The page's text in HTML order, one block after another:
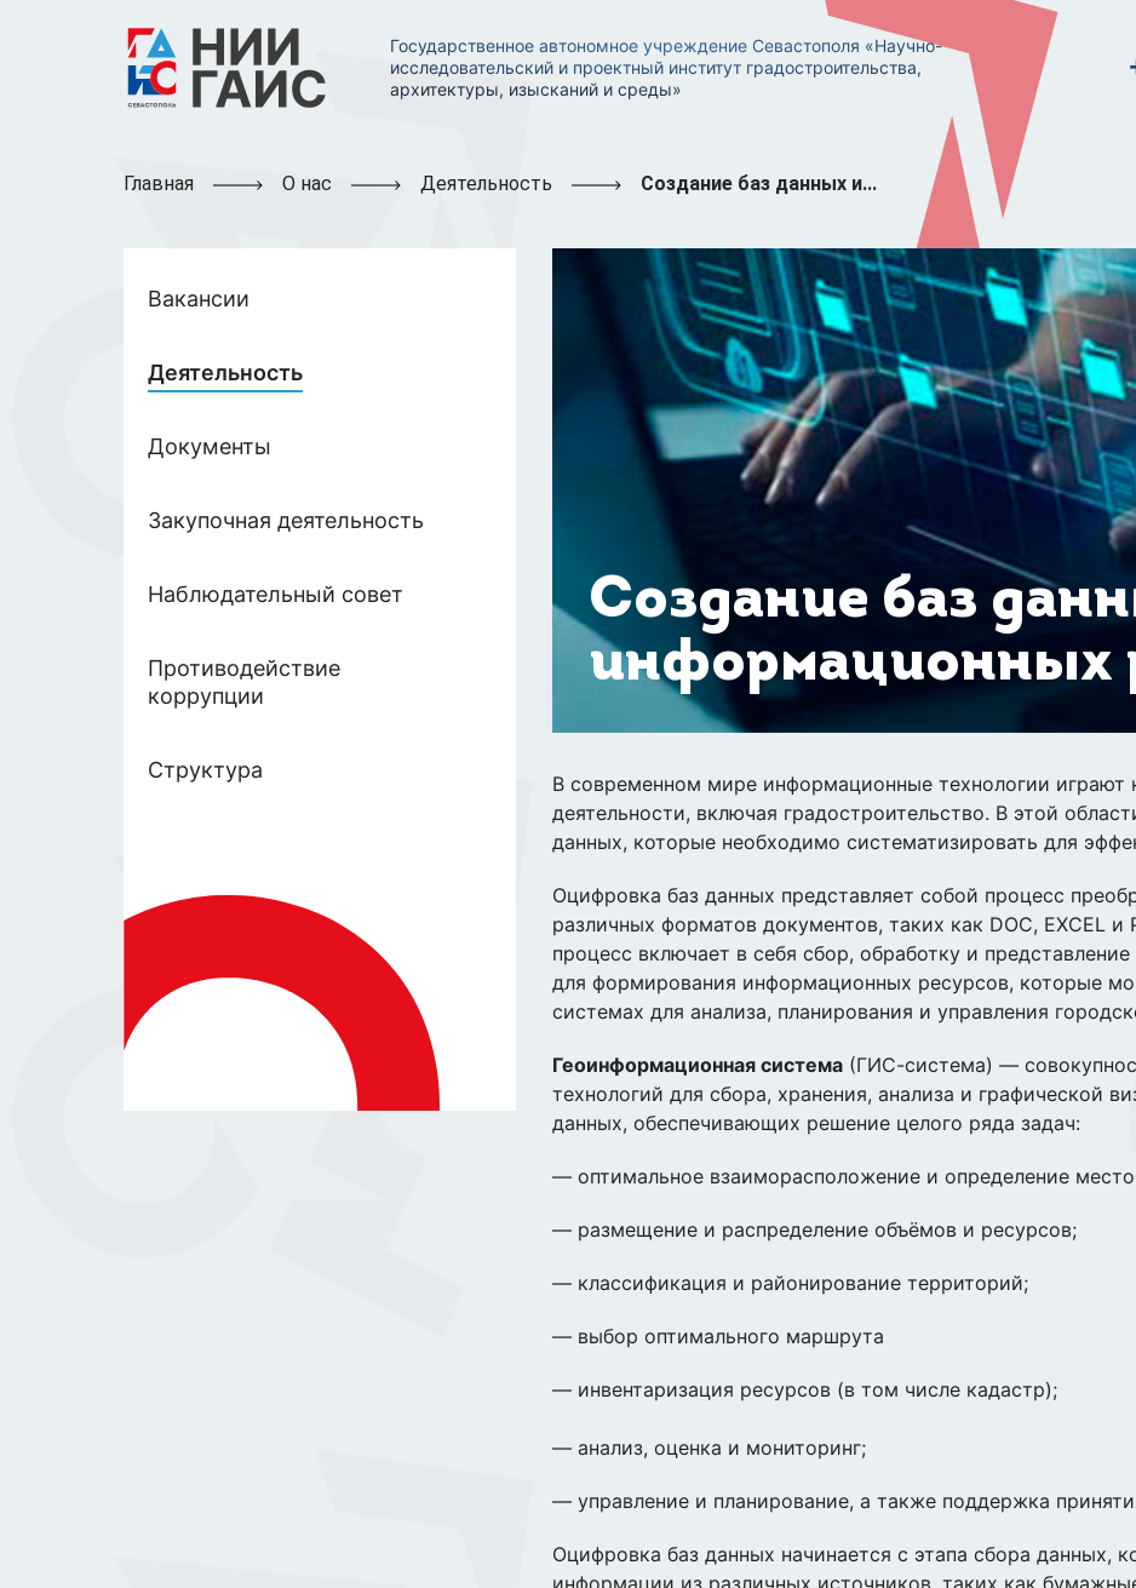
Государственное автономное учреждение Севастополя «Научно-
исследовательский и проектный институт градостроительства,
архитектуры, изысканий и среды»
Главная О нас Деятельность Создание баз данных и...
Вакансии
Деятельность
Документы
Закупочная деятельность
Наблюдательный совет
Противодействие
коррупции
Структура
Создание баз
информационных
В современном мире информационные технологии
деятельности, включая градостроительство. В этой
данных, которые необходимо систематизировать для
Оцифровка баз данных представляет собой процесс
различных форматов документов, таких как DOC, EXCEL
процесс включает в себя сбор, обработку и
для формирования информационных ресурсов, которые
системах для анализа, планирования и управления
Геоинформационная система (ГИС-система) —
технологий для сбора, хранения, анализа и графической
данных, обеспечивающих решение целого ряда задач:
— оптимальное взаиморасположение и определение
— размещение и распределение объёмов и ресурсов;
— классификация и районирование территорий;
— выбор оптимального маршрута
— инвентаризация ресурсов (в том числе кадастр);
— анализ, оценка и мониторинг;
— управление и планирование, а также поддержка
Оцифровка баз данных начинается с этапа сбора данных,
информации из различных источников, таких как